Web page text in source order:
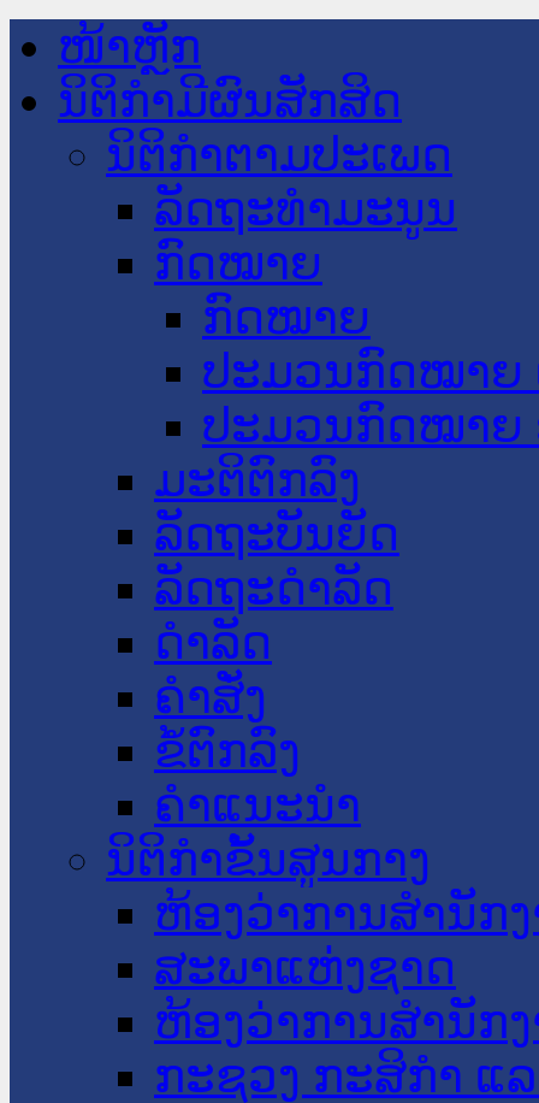
ໜ້າຫຼັກ
ນິຕິກໍາມີຜົນສັກສິດ
ນິຕິກໍາຕາມປະເພດ
ລັດຖະທໍາມະນູນ
ກົດໝາຍ
ກົດໝາຍ
ປະມວນກົດໝາຍ
ປະມວນກົດໝາຍ
ມະຕິຕົກລົງ
ລັດຖະບັນຍັດ
ລັດຖະດໍາລັດ
ດໍາລັດ
ຄໍາສັ່ງ
ຂໍ້ຕົກລົງ
ຄໍາແນະນໍາ
ນິຕິກໍາຂັ້ນສູນກາງ
ຫ້ອງວ່າການສໍານັກ
ສະພາແຫ່ງຊາດ
ຫ້ອງວ່າການສຳນັກ
ກະຊວງ ກະສິກຳ ແ